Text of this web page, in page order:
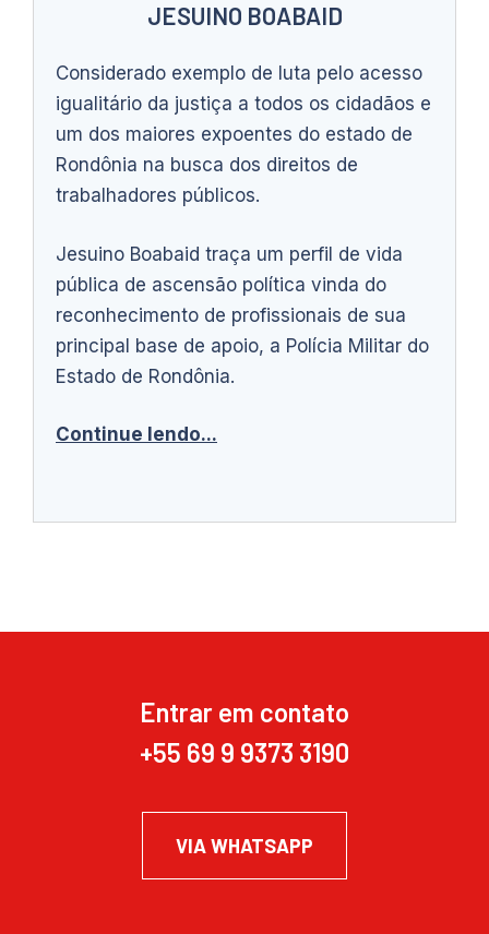
JESUINO BOABAID
Considerado exemplo de luta pelo acesso
igualitário da justiça a todos os cidadãos e
um dos maiores expoentes do estado de
Rondônia na busca dos direitos de
trabalhadores públicos.
Jesuino Boabaid traça um perfil de vida
pública de ascensão política vinda do
reconhecimento de profissionais de sua
principal base de apoio, a Polícia Militar do
Estado de Rondônia.
Continue lendo...
Entrar em contato
+55 69 9 9373 3190
VIA WHATSAPP